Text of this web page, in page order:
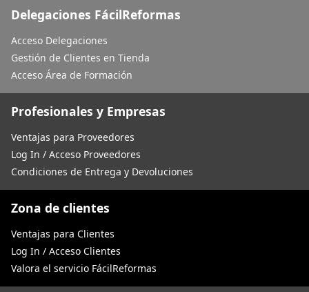
Delegaciones FácilReformas
Acceso Delegaciones
Gestión de Clientes en Tienda
Acceso Área de Formación
Profesionales y Empresas
Ventajas para Proveedores
Log In / Acceso Proveedores
Condiciones de Entrega y Devoluciones
Zona de clientes
Ventajas para Clientes
Log In / Acceso Clientes
Valora el servicio FácilReformas